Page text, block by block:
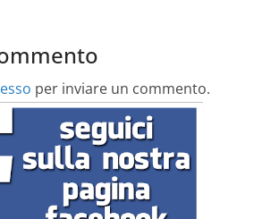
per inviare un commento.